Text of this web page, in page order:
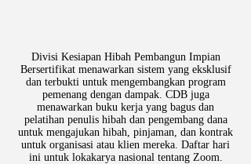
Divisi Kesiapan Hibah Pembangun Impian
Bersertifikat menawarkan sistem yang eksklusif
dan terbukti untuk mengembangkan program
pemenang dengan dampak. CDB juga
menawarkan buku kerja yang bagus dan
pelatihan penulis hibah dan pengembang dana
untuk mengajukan hibah, pinjaman, dan kontrak
untuk organisasi atau klien mereka. Daftar hari
ini untuk lokakarya nasional tentang Zoom.